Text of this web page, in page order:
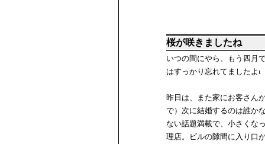
桜が咲きましたね
いつの間にやら、もう四月
はすっかり忘れてました
昨日は、また家にお客さん
で）次に結婚するのは誰か
ない話題満載で、小さくな
理店。ビルの隙間に入り口